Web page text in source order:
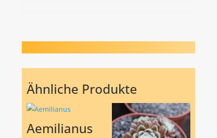
Ähnliche Produkte
Aemilianus